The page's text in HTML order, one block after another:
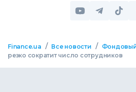
Finance.ua / Все новости /
резко сократит число сотрудников